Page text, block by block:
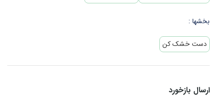
بخشها :
دست خشک کن
ارسال بازخورد